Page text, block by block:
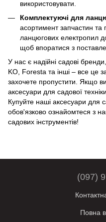
використовувати.
Комплектуючі для
асортимент запчастин
ланцюгових електропил
щоб впоратися з
У нас є надійні садові
KO, Foresta та інші – все це
захочете пропустити. Якщо
аксесуари для садової
Купуйте наші аксесуари для
обов'язково ознайомтеся з
садових інструментів!
(097)
Повна